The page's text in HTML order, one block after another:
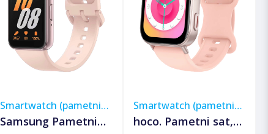
Smartwatch (pametni
satovi)
Samsung Pametni
Smartwatch (pametni
satovi)
hoco. Pametni sat,